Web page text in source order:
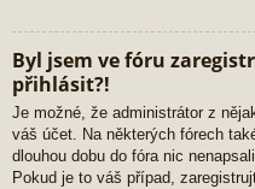
Byl jsem ve fóru
přihlásit?!
Je možné, že administrátor z
váš účet. Na některých fórech
dlouhou dobu do fóra nic
Pokud je to váš případ,